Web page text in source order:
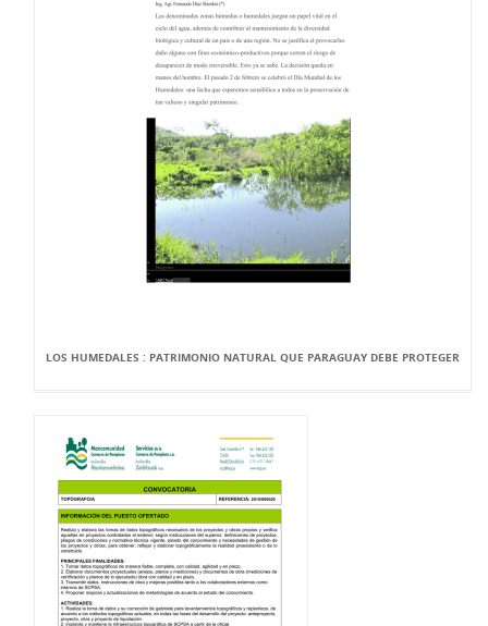
LOS HUMEDALES : PATRIMONIO NATURAL QUE PARAGUAY DEBE PROTEGER